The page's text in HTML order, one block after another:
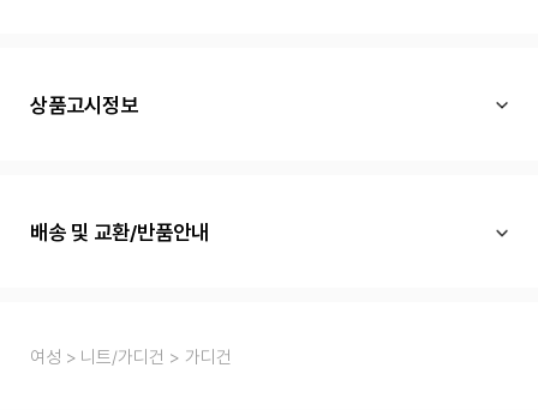
상품고시정보
배송 및 교환/반품안내
여성 니트/가디건 가디건